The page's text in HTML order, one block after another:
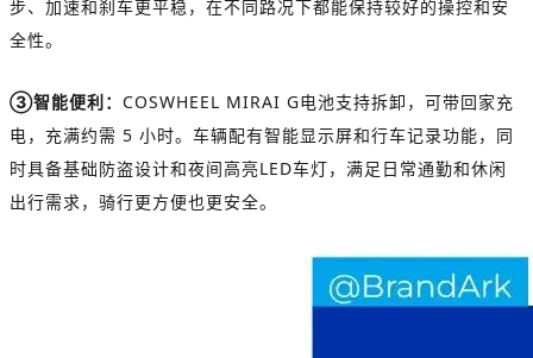
步、加速和刹车更平稳，在不同路况下都能保持较好的操控和安
全性。
③智能便利： COSWHEEL MIRAI G电池支持拆卸，可带回家充
电，充满约需 5 小时。车辆配有智能显示屏和行车记录功能，同
时具备基础防盗设计和夜间高亮LED车灯，满足日常通勤和休闲
出行需求，骑行更方便也更安全。